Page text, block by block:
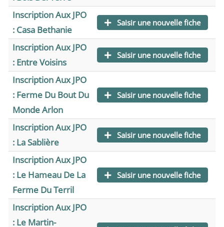
Inscription Aux JPO
: Casa Bethanie
Saisir une nouvelle fiche
Inscription Aux JPO
: Entre Voisins
Saisir une nouvelle fiche
Inscription Aux JPO
: Ferme Du Bout Du
Monde Arlon
Saisir une nouvelle fiche
Inscription Aux JPO
: La Sablière
Saisir une nouvelle fiche
Inscription Aux JPO
: Le Hameau De La
Ferme Du Terril
Saisir une nouvelle fiche
Inscription Aux JPO
: Le Martin-